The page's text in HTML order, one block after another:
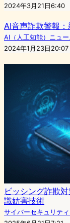
2024年3月21日6:40
AI音声詐欺警報
AI（人工知能）ニュー
2024年1月23日20:07
ビッシング詐欺
識妨害技術
サイバーセキュリテ